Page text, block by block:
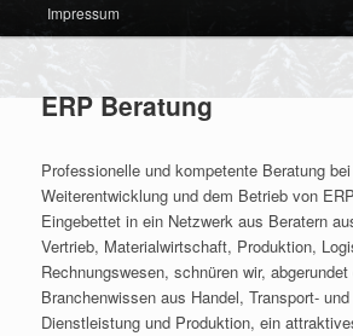
Impressum
ERP Beratung
Professionelle und kompetente Beratung
Weiterentwicklung und dem Betrieb von
Eingebettet in ein Netzwerk aus Beratern
Vertrieb, Materialwirtschaft, Produktion,
Rechnungswesen, schnüren wir,
Branchenwissen aus Handel, Transport-
Dienstleistung und Produktion, ein